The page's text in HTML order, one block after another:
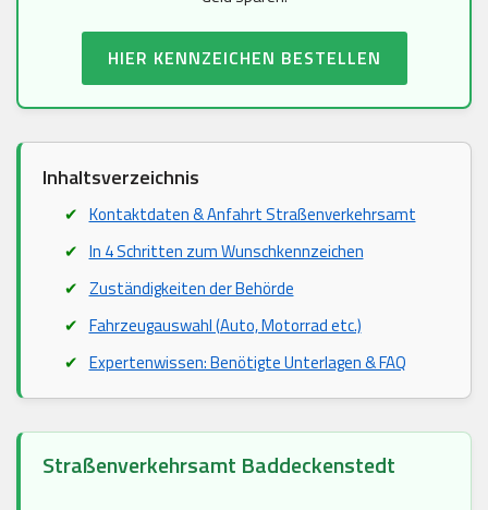
HIER KENNZEICHEN BESTELLEN
Inhaltsverzeichnis
Kontaktdaten & Anfahrt Straßenverkehrsamt
In 4 Schritten zum Wunschkennzeichen
Zuständigkeiten der Behörde
Fahrzeugauswahl (Auto, Motorrad etc.)
Expertenwissen: Benötigte Unterlagen & FAQ
Straßenverkehrsamt Baddeckenstedt